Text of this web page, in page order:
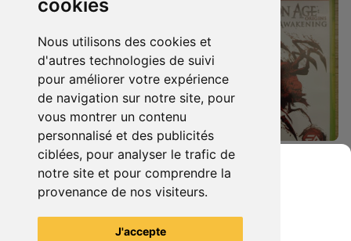
cookies
Nous utilisons des cookies et
d'autres technologies de suivi
pour améliorer votre expérience
de navigation sur notre site, pour
vous montrer un contenu
personnalisé et des publicités
ciblées, pour analyser le trafic de
notre site et pour comprendre la
provenance de nos visiteurs.
J'accepte
8.90 € 0
Dragon Age Origins Xbox 360
14.90 €
TheGamingR83
Grenier du Geek